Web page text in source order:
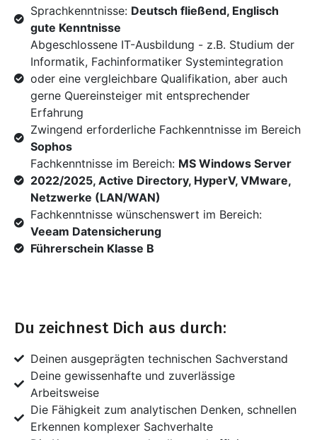
Sprachkenntnisse: Deutsch fließend, Englisch
gute Kenntnisse
Abgeschlossene IT-Ausbildung - z.B. Studium der
Informatik, Fachinformatiker Systemintegration
oder eine vergleichbare Qualifikation, aber auch
gerne Quereinsteiger mit entsprechender
Erfahrung
Zwingend erforderliche Fachkenntnisse im Bereich
Sophos
Fachkenntnisse im Bereich: MS Windows Server
2022/2025, Active Directory, HyperV, VMware,
Netzwerke (LAN/WAN)
Fachkenntnisse wünschenswert im Bereich:
Veeam Datensicherung
Führerschein Klasse B
Du zeichnest Dich aus durch:
Deinen ausgeprägten technischen Sachverstand
Deine gewissenhafte und zuverlässige
Arbeitsweise
Die Fähigkeit zum analytischen Denken, schnellen
Erkennen komplexer Sachverhalte